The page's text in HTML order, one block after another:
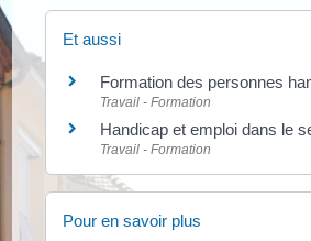
Et aussi
Formation des personnes
Travail - Formation
Handicap et emploi dans le
Travail - Formation
Pour en savoir plus